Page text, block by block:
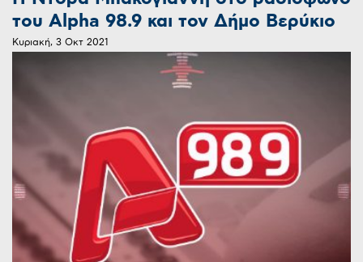
του Alpha 98.9 και τον Δήμο Βερύκιο
Κυριακή, 3 Οκτ 2021